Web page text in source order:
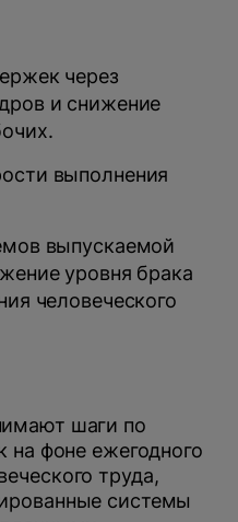
через
и снижение
выполнения
выпускаемой
уровня брака
человеческого
шаги по
на фоне ежегодного
труда,
системы